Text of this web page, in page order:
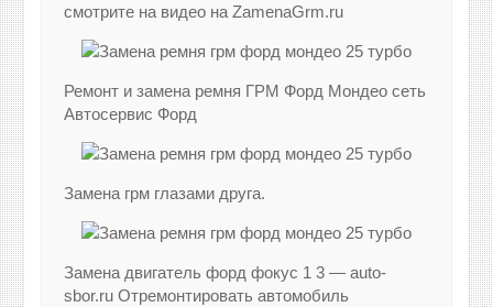
смотрите на видео на ZamenaGrm.ru
Ремонт и замена ремня ГРМ Форд Мондео сеть
Автосервис Форд
Замена грм глазами друга.
Замена двигатель форд фокус 1 3 — auto-
sbor.ru Отремонтировать автомобиль